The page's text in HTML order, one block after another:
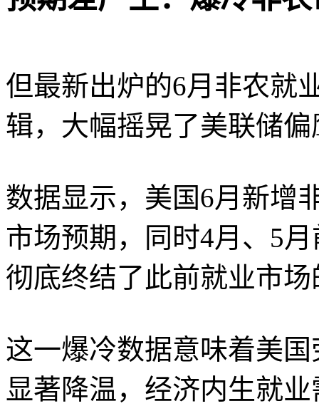
但最新出炉的6月非农就
辑，大幅摇晃了美联储
数据显示，美国6月新增
市场预期，同时4月、5
彻底终结了此前就业市
这一爆冷数据意味着美
显著降温，经济内生就